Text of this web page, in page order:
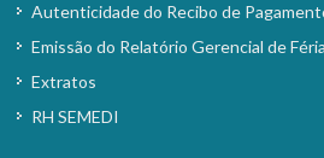
Autenticidade do Recibo de
Emissão do Relatório Gerencial de
Extratos
RH SEMEDI